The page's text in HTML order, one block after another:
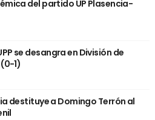
del partido UP Plasencia-
se desangra en División de
1)
destituye a Domingo Terrón al